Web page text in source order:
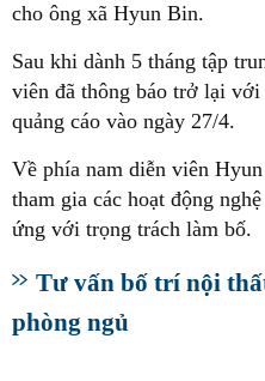
cho ông xã Hyun Bin.
Sau khi dành 5 tháng tập
viên đã thông báo trở lại
quảng cáo vào ngày 27/4.
Về phía nam diễn viên
tham gia các hoạt động
ứng với trọng trách làm bố.
Tư vấn bố trí nội
phòng ngủ